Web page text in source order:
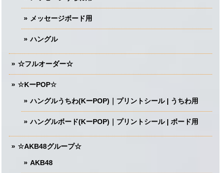
メッセージボード用
ハングル
☆フルオーダー☆
☆KーPOP☆
ハングルうちわ(KーPOP)｜プリントシール | うちわ用
ハングルボード(KーPOP)｜プリントシール | ボード用
☆AKB48グループ☆
AKB48